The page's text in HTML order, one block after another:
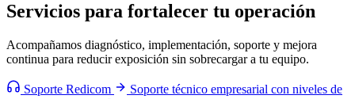
Servicios para fortalecer tu operación
Acompañamos diagnóstico, implementación, soporte y mejora
continua para reducir exposición sin sobrecargar a tu equipo.
Soporte Redicom
Soporte técnico empresarial con niveles de